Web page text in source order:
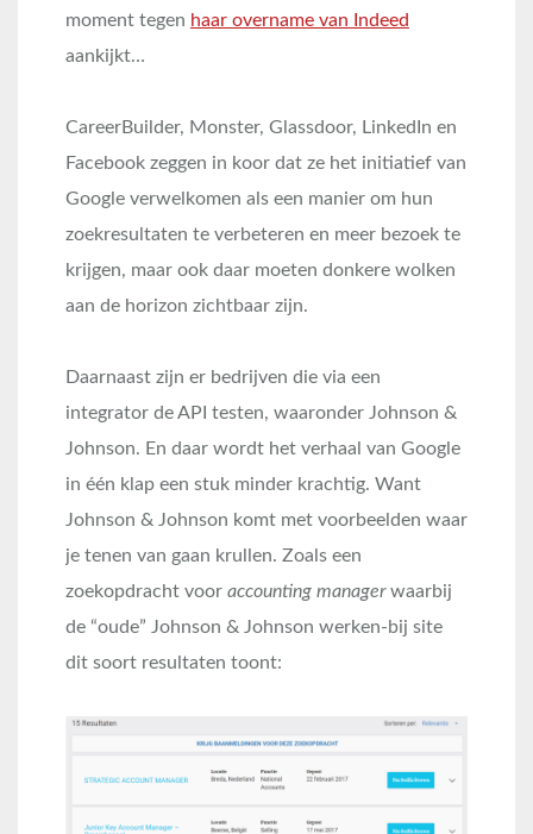
moment tegen haar overname van Indeed
aankijkt…
CareerBuilder, Monster, Glassdoor, LinkedIn en
Facebook zeggen in koor dat ze het initiatief van
Google verwelkomen als een manier om hun
zoekresultaten te verbeteren en meer bezoek te
krijgen, maar ook daar moeten donkere wolken
aan de horizon zichtbaar zijn.
Daarnaast zijn er bedrijven die via een
integrator de API testen, waaronder Johnson &
Johnson. En daar wordt het verhaal van Google
in één klap een stuk minder krachtig. Want
Johnson & Johnson komt met voorbeelden waar
je tenen van gaan krullen. Zoals een
zoekopdracht voor accounting managerwaarbij
de “oude” Johnson & Johnson werken-bij site
dit soort resultaten toont: